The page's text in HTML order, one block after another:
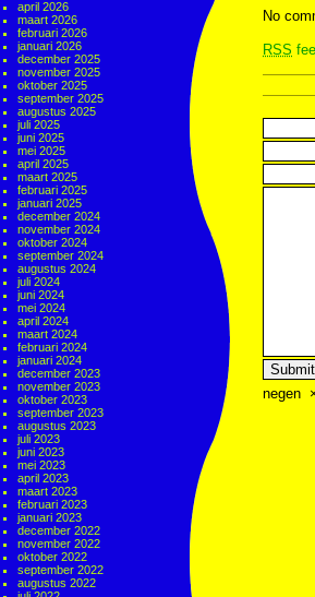
april 2026
maart 2026
februari 2026
januari 2026
december 2025
november 2025
oktober 2025
september 2025
augustus 2025
juli 2025
juni 2025
mei 2025
april 2025
maart 2025
februari 2025
januari 2025
december 2024
november 2024
oktober 2024
september 2024
augustus 2024
juli 2024
juni 2024
mei 2024
april 2024
maart 2024
februari 2024
januari 2024
december 2023
november 2023
oktober 2023
september 2023
augustus 2023
juli 2023
juni 2023
mei 2023
april 2023
maart 2023
februari 2023
januari 2023
december 2022
november 2022
oktober 2022
september 2022
augustus 2022
No
RSS
negen